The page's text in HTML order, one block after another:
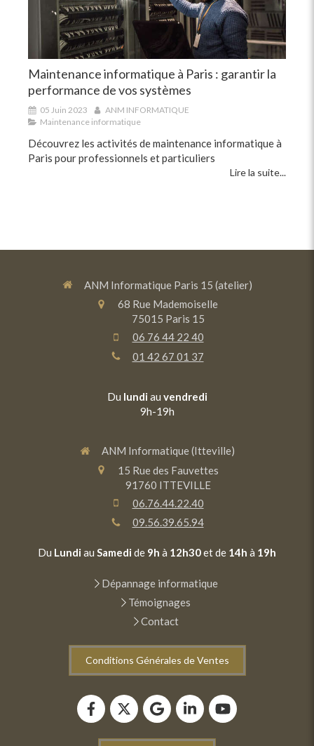
Maintenance informatique à Paris : garantir la
performance de vos systèmes
05 Juin 2023
ANM INFORMATIQUE
Maintenance informatique
Découvrez les activités de maintenance informatique à
Paris pour professionnels et particuliers
Lire la suite...
ANM Informatique Paris 15 (atelier)
68 Rue Mademoiselle
75015 Paris 15
06 76 44 22 40
01 42 67 01 37
Du lundi au vendredi
9h-19h
ANM Informatique (Itteville)
15 Rue des Fauvettes
91760 ITTEVILLE
06.76.44.22.40
09.56.39.65.94
Du Lundi au Samedi de 9h à 12h30et de 14h à 19h
Dépannage informatique
Témoignages
Contact
Conditions Générales de Ventes